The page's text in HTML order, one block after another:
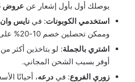
يوصلك أول بأول إشعار عن عروض 2025
استخدمي الكوبونات: في نايس وان
وممكن تحصلين خصم 10-20% على الكريم.
اشتري بالجملة: لو بتاخذين أكثر
أوفر بسبب الشحن المجاني.
زوري الفروع: في درعه، أحيانًا